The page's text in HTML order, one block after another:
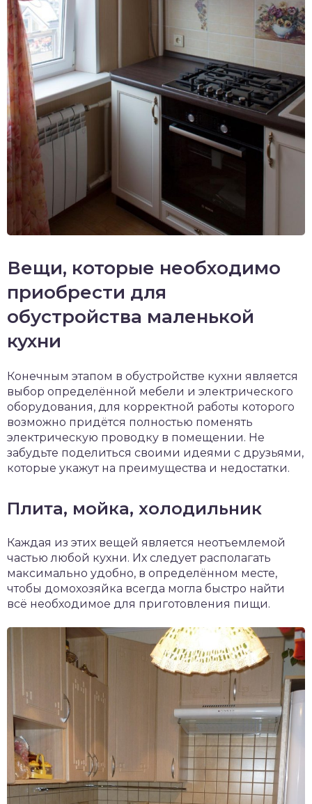
Вещи, которые необходимо
приобрести для
обустройства маленькой
кухни
Конечным этапом в обустройстве кухни является
выбор определённой мебели и электрического
оборудования, для корректной работы которого
возможно придётся полностью поменять
электрическую проводку в помещении. Не
забудьте поделиться своими идеями с друзьями,
которые укажут на преимущества и недостатки.
Плита, мойка, холодильник
Каждая из этих вещей является неотъемлемой
частью любой кухни. Их следует располагать
максимально удобно, в определённом месте,
чтобы домохозяйка всегда могла быстро найти
всё необходимое для приготовления пищи.